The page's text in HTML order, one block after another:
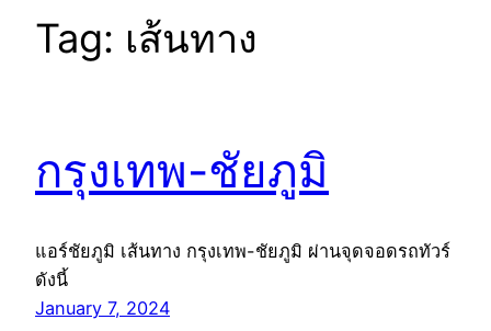
Tag: เส้นทาง
กรุงเทพ-ชัยภูมิ
แอร์ชัยภูมิ เส้นทาง กรุงเทพ-ชัยภูมิ ผ่านจุดจอดรถทัวร์
ดังนี้
January 7, 2024